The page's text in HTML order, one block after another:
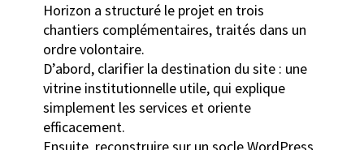
Horizon a structuré le projet en trois
chantiers complémentaires, traités dans un
ordre volontaire.
D’abord, clarifier la destination du site : une
vitrine institutionnelle utile, qui explique
simplement les services et oriente
efficacement.